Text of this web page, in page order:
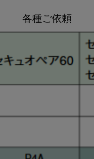
各種ご依頼